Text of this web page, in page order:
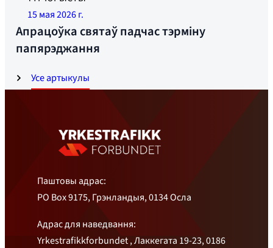
Усе артыкулы
15 мая 2026 г.
Апрацоўка святаў падчас тэрміну
папярэджання
Паштовы адрас:
PO Box 9175, Грэнландыя, 0134 Осла
Адрас для наведвання:
Yrkestrafikkforbundet , Лаккегата 19-23, 0186